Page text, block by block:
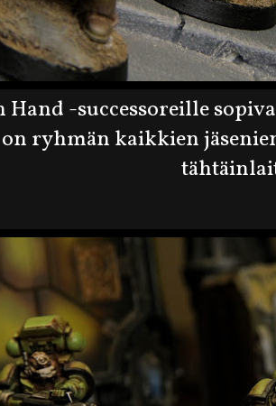
Hand -successoreille
on ryhmän kaikkien